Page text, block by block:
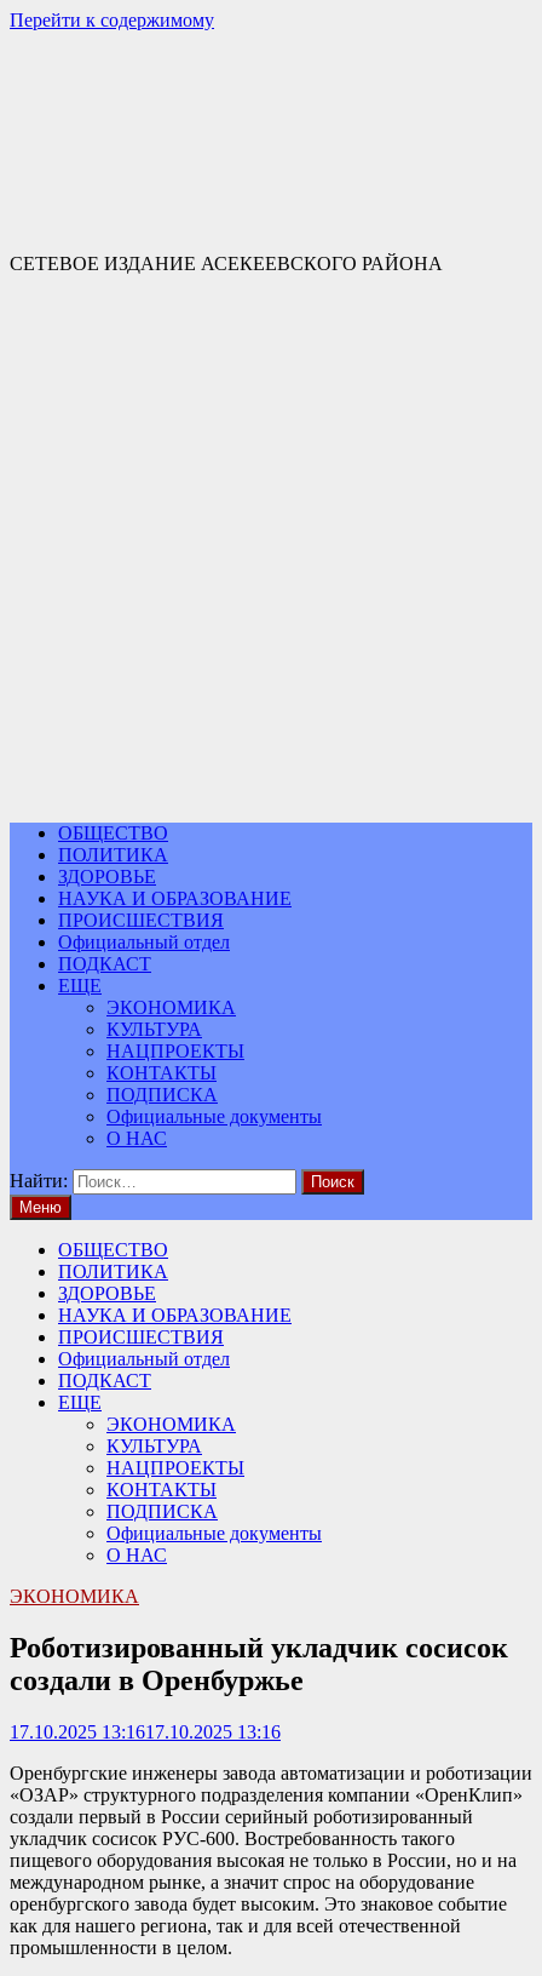
Перейти к содержимому
СЕТЕВОЕ ИЗДАНИЕ АСЕКЕЕВСКОГО РАЙОНА
ОБЩЕСТВО
ПОЛИТИКА
ЗДОРОВЬЕ
НАУКА И ОБРАЗОВАНИЕ
ПРОИСШЕСТВИЯ
Официальный отдел
ПОДКАСТ
ЕЩЕ
ЭКОНОМИКА
КУЛЬТУРА
НАЦПРОЕКТЫ
КОНТАКТЫ
ПОДПИСКА
Официальные документы
О НАС
Найти:
Меню
ОБЩЕСТВО
ПОЛИТИКА
ЗДОРОВЬЕ
НАУКА И ОБРАЗОВАНИЕ
ПРОИСШЕСТВИЯ
Официальный отдел
ПОДКАСТ
ЕЩЕ
ЭКОНОМИКА
КУЛЬТУРА
НАЦПРОЕКТЫ
КОНТАКТЫ
ПОДПИСКА
Официальные документы
О НАС
ЭКОНОМИКА
Роботизированный укладчик сосисок
создали в Оренбуржье
17.10.2025 13:1617.10.2025 13:16
Оренбургские инженеры завода автоматизации и роботизации
«ОЗАР» структурного подразделения компании «ОренКлип»
создали первый в России серийный роботизированный
укладчик сосисок РУС-600. Востребованность такого
пищевого оборудования высокая не только в России, но и на
международном рынке, а значит спрос на оборудование
оренбургского завода будет высоким. Это знаковое событие
как для нашего региона, так и для всей отечественной
промышленности в целом.